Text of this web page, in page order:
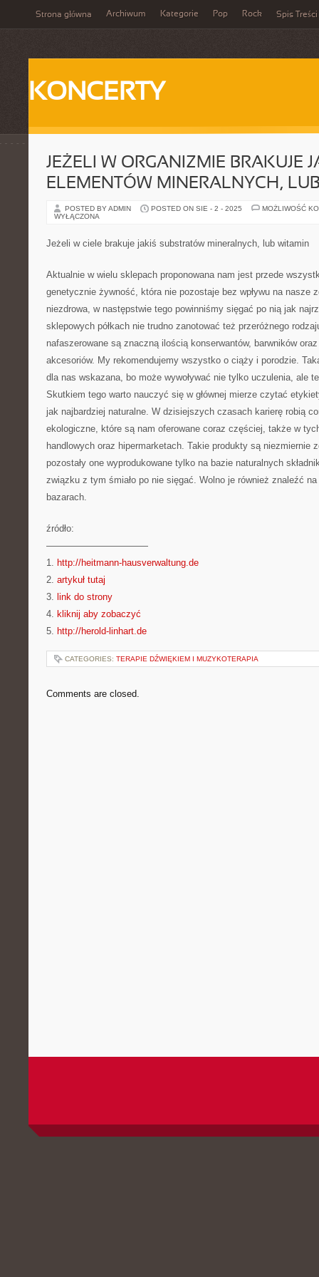
Strona główna Archiwum Kategorie Pop Rock Spis Treści
KONCERTY
JEŻELI W ORGANIZMIE BRAKUJE
ELEMENTÓW MINERALNYCH,
POSTED BY ADMIN POSTED ON SIE - 2 - 2025
MOŻLIWOŚĆ
WYŁĄCZONA
Jeżeli w ciele brakuje jakiś substratów mineralnych, lub witamin
Aktualnie w wielu sklepach proponowana nam jest przede
genetycznie żywność, która nie pozostaje bez wpływu na nasze
niezdrowa, w następstwie tego powinniśmy sięgać po nią jak
sklepowych półkach nie trudno zanotować też przeróżnego
nafaszerowane są znaczną ilością konserwantów, barwników
akcesoriów. My rekomendujemy wszystko o ciąży i porodzie.
dla nas wskazana, bo może wywoływać nie tylko uczulenia, ale
Skutkiem tego warto nauczyć się w głównej mierze czytać
jak najbardziej naturalne. W dzisiejszych czasach karierę robią
ekologiczne, które są nam oferowane coraz częściej, także w
handlowych oraz hipermarketach. Takie produkty są niezmiernie
pozostały one wyprodukowane tylko na bazie naturalnych
związku z tym śmiało po nie sięgać. Wolno je również znaleźć
bazarach.
źródło:
———————————
1. http://heitmann-hausverwaltung.de
2. artykuł tutaj
3. link do strony
4. kliknij aby zobaczyć
5. http://herold-linhart.de
CATEGORIES: TERAPIE DŹWIĘKIEM I MUZYKOTERAPIA
Comments are closed.